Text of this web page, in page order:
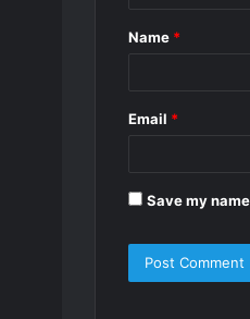
*
Name *
Email *
Save my